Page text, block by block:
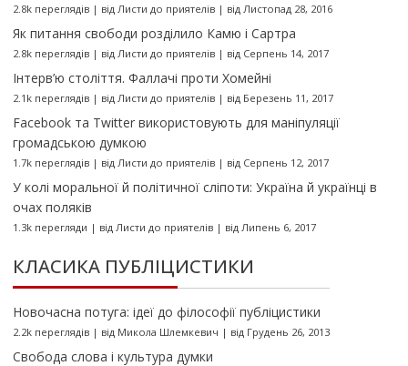
2.8k переглядів| від Листи до приятелів| від Листопад 28, 2016
Як питання свободи розділило Камю і Сартра
2.8k переглядів| від Листи до приятелів| від Серпень 14, 2017
Інтерв’ю століття. Фаллачі проти Хомейні
2.1k переглядів| від Листи до приятелів| від Березень 11, 2017
Facebook та Twitter використовують для маніпуляції
громадською думкою
1.7k переглядів| від Листи до приятелів| від Серпень 12, 2017
У колі моральної й політичної сліпоти: Україна й українці в
очах поляків
1.3k перегляди | від Листи до приятелів| від Липень 6, 2017
КЛАСИКА ПУБЛІЦИСТИКИ
Новочасна потуга: ідеї до філософії публіцистики
2.2k переглядів| від Микола Шлемкевич | від Грудень 26, 2013
Свобода слова і культура думки